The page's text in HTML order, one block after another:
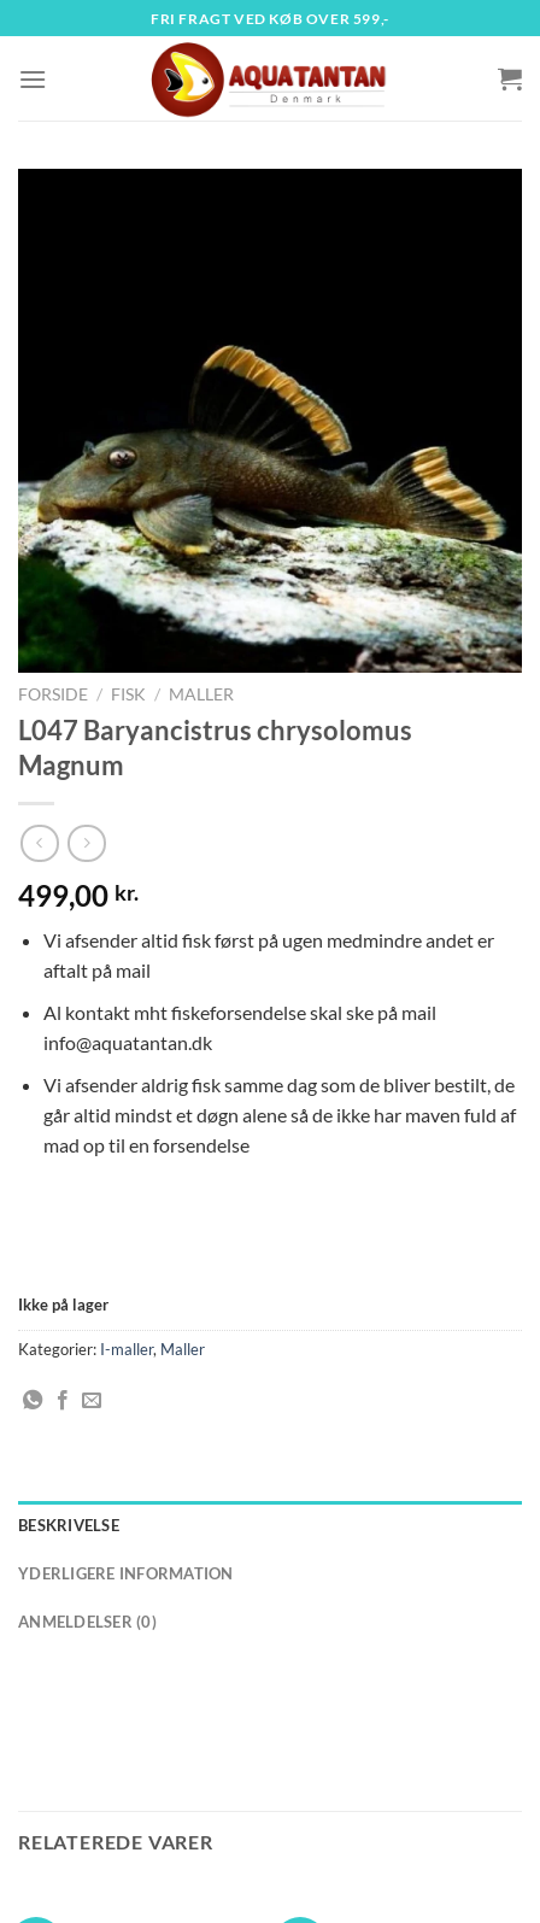
til
indhold
FRI FRAGT VED KØB OVER 599,-
FORSIDE / FISK / MALLER
L047 Baryancistrus chrysolomus
Magnum
499,00 kr.
Vi afsender altid fisk først på ugen medmindre andet er
aftalt på mail
Al kontakt mht fiskeforsendelse skal ske på mail
info@aquatantan.dk
Vi afsender aldrig fisk samme dag som de bliver bestilt, de
går altid mindst et døgn alene så de ikke har maven fuld af
mad op til en forsendelse
Ikke på lager
Kategorier: I-maller, Maller
BESKRIVELSE
YDERLIGERE INFORMATION
ANMELDELSER (0)
RELATEREDE VARER